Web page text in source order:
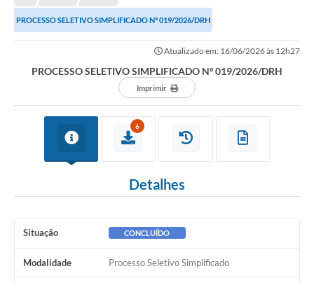
PROCESSO SELETIVO SIMPLIFICADO Nº 019/2026/DRH
Atualizado em: 16/06/2026 às 12h27
PROCESSO SELETIVO SIMPLIFICADO Nº 019/2026/DRH
Imprimir
6
Detalhes
Situação CONCLUÍDO
Modalidade Processo Seletivo Simplificado